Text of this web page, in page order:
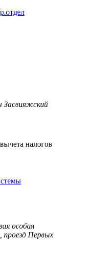
Засвияжский
налогов
особая
проезд Первых